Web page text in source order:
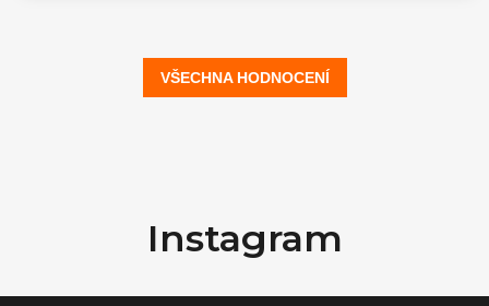
VŠECHNA HODNOCENÍ
t
Instagram